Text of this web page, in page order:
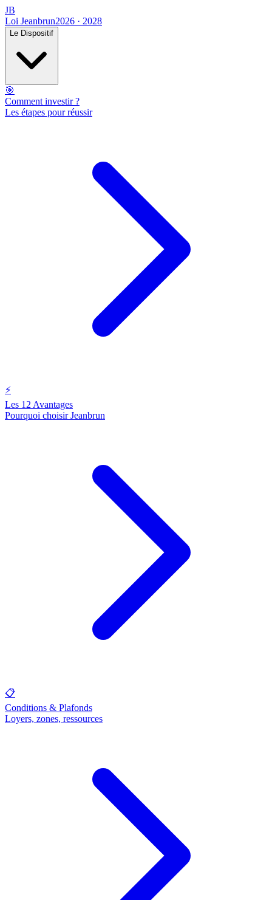
JB
Loi Jeanbrun2026 · 2028
Le Dispositif
🎯
Comment investir ?
Les étapes pour réussir
⚡
Les 12 Avantages
Pourquoi choisir Jeanbrun
📋
Conditions & Plafonds
Loyers, zones, ressources